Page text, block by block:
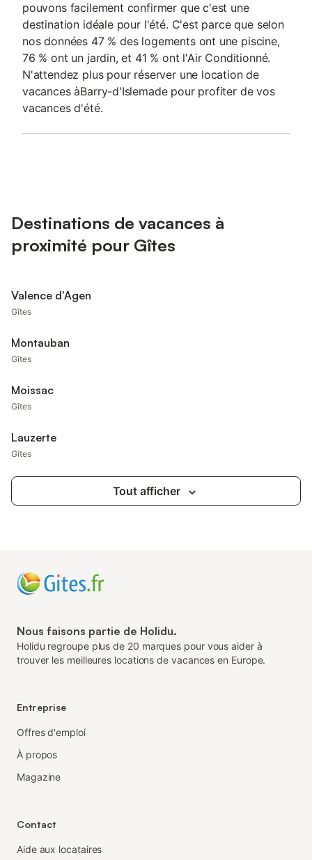
pouvons facilement confirmer que c'est une
destination idéale pour l'été. C'est parce que selon
nos données 47 % des logements ont une piscine,
76 % ont un jardin, et 41 % ont l'Air Conditionné.
N'attendez plus pour réserver une location de
vacances àBarry-d'Islemade pour profiter de vos
vacances d'été.
Destinations de vacances à
proximité pour Gîtes
Valence d'Agen
Gîtes
Montauban
Gîtes
Moissac
Gîtes
Lauzerte
Gîtes
Tout afficher
Nous faisons partie de Holidu.
Holidu regroupe plus de 20 marques pour vous aider à
trouver les meilleures locations de vacances en Europe.
Entreprise
Offres d'emploi
À propos
Magazine
Contact
Aide aux locataires